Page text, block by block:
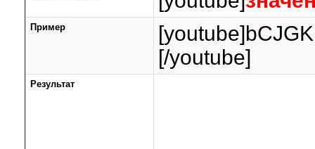
Пример
[/youtube]
Результат